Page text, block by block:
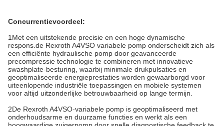
Concurrentievoordeel:
1Met een uitstekende precisie en een hoge dynamische
respons.de Rexroth A4VSO variabele pomp onderscheidt zich als
een efficiënte hydraulische pomp door geavanceerde
precompressie technologie te combineren met innovatieve
swashplate-besturing, waarbij minimale drukpulsaties en
geoptimaliseerde energieprestaties worden gewaarborgd voor
uiteenlopende industriële toepassingen en mobiele systemen
voor altijd uitzonderlijke betrouwbaarheid op lange termijn.
2De Rexroth A4VSO-variabele pomp is geoptimaliseerd met
onderhoudsarme en duurzame functies en werkt als een